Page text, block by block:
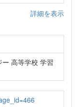
詳細を表示
高等学校 学習